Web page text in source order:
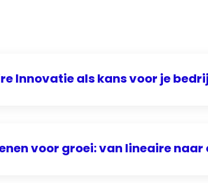
Innovatie als kans voor je
voor groei: van lineaire